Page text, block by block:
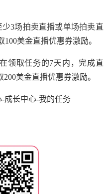
3场拍卖直播或单场拍卖直
美金直播优惠券激励。
领取任务的7天内，完成直
美金直播优惠券激励。
成长中心-我的任务